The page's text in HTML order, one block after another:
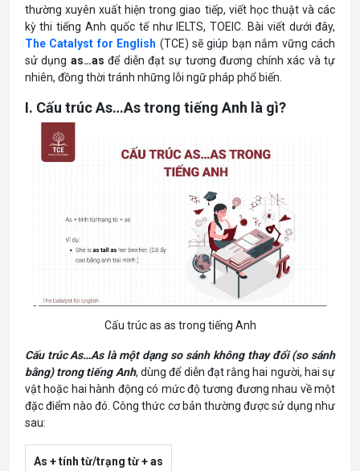
thường xuyên xuất hiện trong giao tiếp, viết học thuật và các
kỳ thi tiếng Anh quốc tế như IELTS, TOEIC. Bài viết dưới đây,
The Catalyst for English (TCE) sẽ giúp bạn nắm vững cách
sử dụng as…as để diễn đạt sự tương đương chính xác và tự
nhiên, đồng thời tránh những lỗi ngữ pháp phổ biến.
I. Cấu trúc As…As trong tiếng Anh là gì?
Cấu trúc as as trong tiếng Anh
Cấu trúc As…As là một dạng so sánh không thay đổi (so sánh
bằng) trong tiếng Anh, dùng để diễn đạt rằng hai người, hai sự
vật hoặc hai hành động có mức độ tương đương nhau về một
đặc điểm nào đó. Công thức cơ bản thường được sử dụng như
sau:
As + tính từ/trạng từ + as